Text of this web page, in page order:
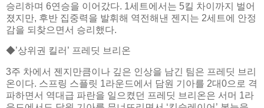
승리하며 6연승을 이어갔다. 1세트에서는 5킬 차이까지 벌어
졌지만, 후반 집중력을 발휘해 역전해낸 젠지는 2세트에 안정
감을 되찾으면서 승리했다.
◆’상위권 킬러’ 프레딧 브리온
3주 차에서 젠지만큼이나 깊은 인상을 남긴 팀은 프레딧 브리
온이다. 스프링 스플릿 1라운드에서 담원 기아를 2대0으로 격
파하면서 역대급 파란을 일으켰던 프레딧 브리온은 서머 1라